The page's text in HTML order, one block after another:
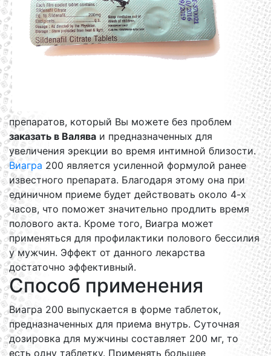
препаратов, который Вы можете без проблем
заказать в Валява и предназначенных для
увеличения эрекции во время интимной близости.
Виагра 200 является усиленной формулой ранее
известного препарата. Благодаря этому она при
единичном приеме будет действовать около 4-х
часов, что поможет значительно продлить время
полового акта. Кроме того, Виагра может
применяться для профилактики полового бессилия
у мужчин. Эффект от данного лекарства
достаточно эффективный.
Способ применения
Виагра 200 выпускается в форме таблеток,
предназначенных для приема внутрь. Суточная
дозировка для мужчины составляет 200 мг, то
есть одну таблетку. Применять большее